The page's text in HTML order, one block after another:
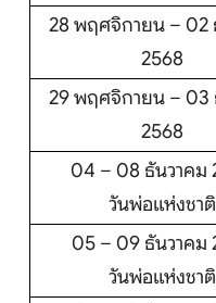
28 พฤศจิกายน – 02
2568
29 พฤศจิกายน – 03
2568
04 – 08 ธันวาคม
วันพ่อแห่งชาติ
05 – 09 ธันวาคม
วันพ่อแห่งชาติ